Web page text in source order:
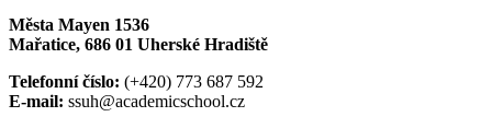
Města Mayen 1536
Mařatice, 686 01 Uherské Hradiště
Telefonní číslo: (+420) 773 687 592
E-mail: ssuh@academicschool.cz